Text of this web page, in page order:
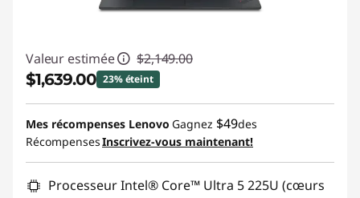
Valeur estimée $2,149.00
$1,639.00 23% éteint
Économies instantanées :-$510.00
Promo price: Max 5 units per order
Mes récompenses Lenovo Gagnez $49des
RécompensesInscrivez-vous maintenant!
Processeur Intel® Core™ Ultra 5 225U (cœurs